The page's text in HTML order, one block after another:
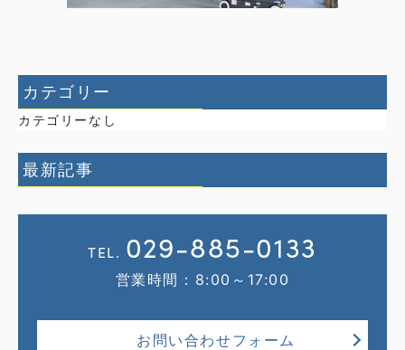
カテゴリー
カテゴリーなし
最新記事
TEL. 029-885-0133
営業時間：8:00～17:00
お問い合わせフォーム